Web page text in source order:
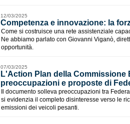
12/03/2025
Competenza e innovazione: la
Come si costruisce una rete assistenziale
Ne abbiamo parlato con Giovanni Viganò,
opportunità.
07/03/2025
L'Action Plan della Commissione
preoccupazioni e proposte di
Il documento solleva preoccupazioni tra
si evidenzia il completo disinteresse verso le
emissioni dei veicoli pesanti.